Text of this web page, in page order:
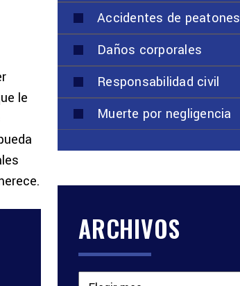
le
Accidentes de peatones
Daños corporales
Responsabilidad civil
Muerte por negligencia
ARCHIVOS